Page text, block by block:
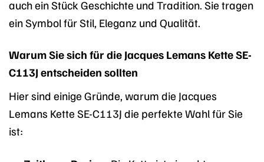
auch ein Stück Geschichte und Tradition. Sie tragen
ein Symbol für Stil, Eleganz und Qualität.
Warum Sie sich für die Jacques Lemans Kette SE-
C113J entscheiden sollten
Hier sind einige Gründe, warum die Jacques
Lemans Kette SE-C113J die perfekte Wahl für Sie
ist: